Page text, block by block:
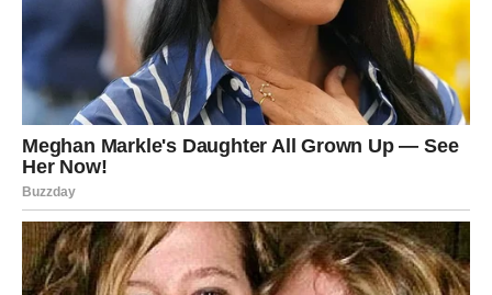
PREUZMITE BESPLATNO!
⋆ KNJIGA SA RECEPTIMA ⋆
Upiši svoj email i preuzmi BESPLATNU
knjigu s receptima! Uživaj u jednostavnim
i ukusnim jelima koja će osvojiti tvoje